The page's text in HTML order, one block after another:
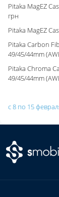
Pitaka MagEZ
грн
Pitaka MagEZ
Pitaka Carbon
49/45/44mm
Pitaka Chroma
49/45/44mm
с 8 по 15